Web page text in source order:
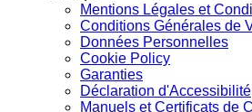
Mentions Légales et
Conditions Générales de
Données Personnelles
Cookie Policy
Garanties
Déclaration d'Accessibilité
Manuels et Certificats de